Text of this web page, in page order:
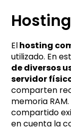
Elhosting
utilizado. En
de diversos
servidor
comparten
memoria
compartido
en cuenta la